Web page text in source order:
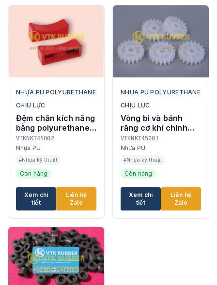
NHỰA PU POLYURETHANE
CHỊU LỰC
Đệm chân kích nâng
bằng polyurethane
PU màu đỏ
VTKNKT45002
Nhựa PU
#Nhựa kỹ thuật
Còn hàng
Xem chi
tiết
Liên hệ
Zalo
NHỰA PU POLYURETHANE
CHỊU LỰC
Vòng bi và bánh
răng cơ khí chính
xác tại Cà Mau
VTKNKT45001
Nhựa PU
#Nhựa kỹ thuật
Còn hàng
Xem chi
tiết
Liên hệ
Zalo